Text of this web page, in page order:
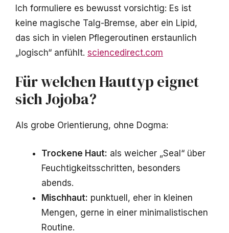
Ich formuliere es bewusst vorsichtig: Es ist
keine magische Talg-Bremse, aber ein Lipid,
das sich in vielen Pflegeroutinen erstaunlich
„logisch“ anfühlt. sciencedirect.com
Für welchen Hauttyp eignet
sich Jojoba?
Als grobe Orientierung, ohne Dogma:
Trockene Haut: als weicher „Seal“ über
Feuchtigkeitsschritten, besonders
abends.
Mischhaut: punktuell, eher in kleinen
Mengen, gerne in einer minimalistischen
Routine.